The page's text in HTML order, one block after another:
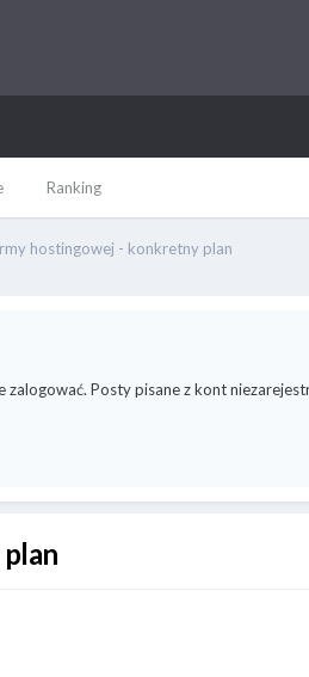
Ranking
hostingowej - konkretny plan
Posty pisane z kont